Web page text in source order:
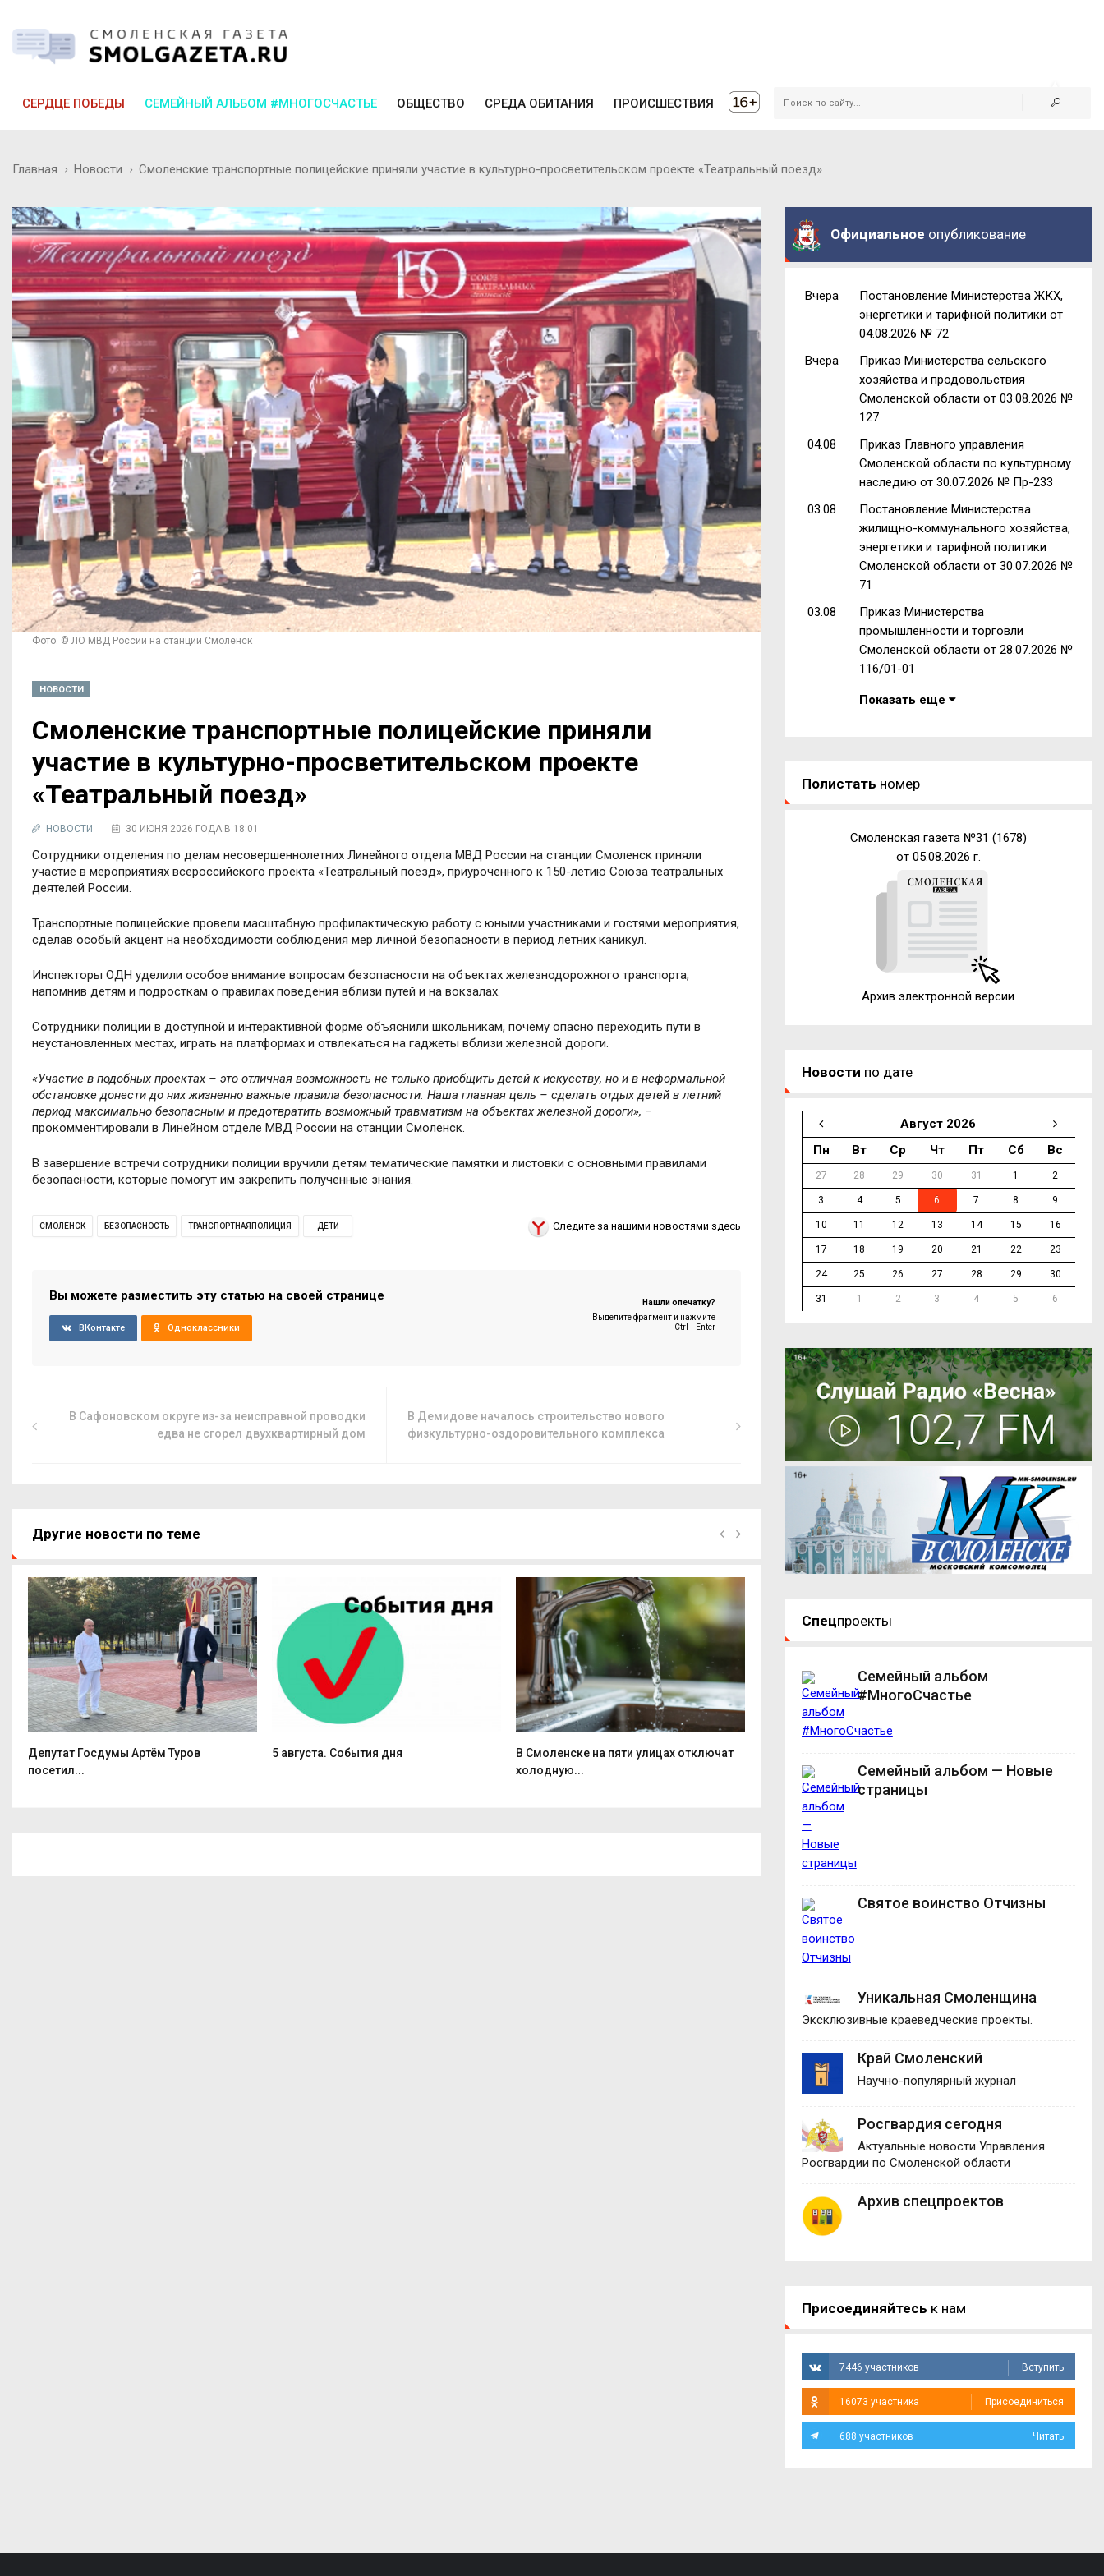
СЕРДЦЕ ПОБЕДЫ СЕМЕЙНЫЙ АЛЬБОМ #МНОГОСЧАСТЬЕ ОБЩЕСТВО СРЕДА ОБИТАНИЯ ПРОИСШЕСТВИЯ
Главная Новости Смоленские транспортные полицейские приняли участие в культурно-просветительском проекте «Театральный поезд»
Фото: © ЛО МВД России на станции Смоленск
НОВОСТИ
Смоленские транспортные полицейские приняли
участие в культурно-просветительском проекте
«Театральный поезд»
НОВОСТИ 30 ИЮНЯ 2026 ГОДА В 18:01
Сотрудники отделения по делам несовершеннолетних Линейного отдела МВД России на станции Смоленск приняли
участие в мероприятиях всероссийского проекта «Театральный поезд», приуроченного к 150-летию Союза театральных
деятелей России.
Транспортные полицейские провели масштабную профилактическую работу с юными участниками и гостями мероприятия,
сделав особый акцент на необходимости соблюдения мер личной безопасности в период летних каникул.
Инспекторы ОДН уделили особое внимание вопросам безопасности на объектах железнодорожного транспорта,
напомнив детям и подросткам о правилах поведения вблизи путей и на вокзалах.
Сотрудники полиции в доступной и интерактивной форме объяснили школьникам, почему опасно переходить пути в
неустановленных местах, играть на платформах и отвлекаться на гаджеты вблизи железной дороги.
«Участие в подобных проектах – это отличная возможность не только приобщить детей к искусству, но и в неформальной
обстановке донести до них жизненно важные правила безопасности. Наша главная цель – сделать отдых детей в летний
период максимально безопасным и предотвратить возможный травматизм на объектах железной дороги», –
прокомментировали в Линейном отделе МВД России на станции Смоленск.
В завершение встречи сотрудники полиции вручили детям тематические памятки и листовки с основными правилами
безопасности, которые помогут им закрепить полученные знания.
СМОЛЕНСК БЕЗОПАСНОСТЬ ТРАНСПОРТНАЯПОЛИЦИЯ ДЕТИ Следите за нашими новостями здесь
Вы можете разместить эту статью на своей странице
ВКонтакте Одноклассники
Нашли опечатку?
Выделите фрагмент и нажмите
Ctrl + Enter
В Сафоновском округе из-за неисправной проводки
едва не сгорел двухквартирный дом
В Демидове началось строительство нового
физкультурно-оздоровительного комплекса
Другие новости по теме
Депутат Госдумы Артём Туров
посетил...
5 августа. События дня
В Смоленске на пяти улицах отключат
холодную...
Официальное опубликование
Вчера
Постановление Министерства ЖКХ,
энергетики и тарифной политики от
04.08.2026 № 72
Вчера
Приказ Министерства сельского
хозяйства и продовольствия
Смоленской области от 03.08.2026 №
127
04.08
Приказ Главного управления
Смоленской области по культурному
наследию от 30.07.2026 № Пр-233
03.08
Постановление Министерства
жилищно-коммунального хозяйства,
энергетики и тарифной политики
Смоленской области от 30.07.2026 №
71
03.08
Приказ Министерства
промышленности и торговли
Смоленской области от 28.07.2026 №
116/01-01
Показать еще
Полистать номер
Смоленская газета №31 (1678)
от 05.08.2026 г.
Архив электронной версии
Новости по дате
Август 2026
Пн
Вт Ср Чт Пт Сб Вс
27 28 29 30 31 1 2
3 4 5 6 7 8 9
10 11 12 13 14 15 16
17 18 19 20 21 22 23
24 25 26 27 28 29 30
31 1 2 3 4 5 6
Спецпроекты
Семейный альбом
#МногоСчастье
Семейный альбом — Новые
страницы
Святое воинство Отчизны
Уникальная Смоленщина
Эксклюзивные краеведческие проекты.
Край Смоленский
Научно-популярный журнал
Росгвардия сегодня
Актуальные новости Управления
Росгвардии по Смоленской области
Архив спецпроектов
Присоединяйтесь к нам
7446 участников Вступить
16073 участника Присоединиться
688 участников Читать